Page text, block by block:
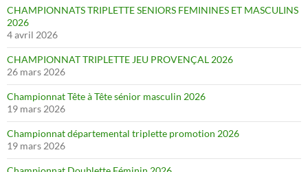
CHAMPIONNATS TRIPLETTE SENIORS FEMININES ET MASCULINS
2026
4 avril 2026
CHAMPIONNAT TRIPLETTE JEU PROVENÇAL 2026
26 mars 2026
Championnat Tête à Tête sénior masculin 2026
19 mars 2026
Championnat départemental triplette promotion 2026
19 mars 2026